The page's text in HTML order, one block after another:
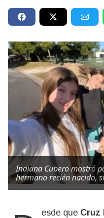
Indiana Cubero mostró
hermano recién nacido,
Desde que Cruz